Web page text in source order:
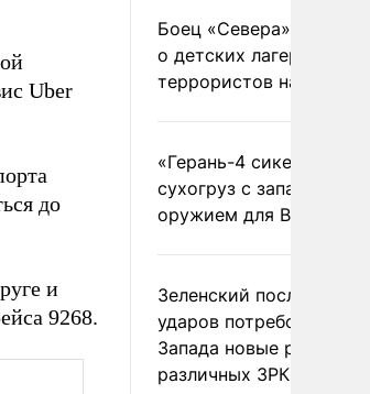
Uber
до
и
9268.
Боец «Севера»
о детских лагерях
террористов на
«Герань-4 сикер»
сухогруз с западным
оружием для ВСУ
Зеленский после
ударов потребовал у
Запада новые ракеты
различных ЗРК